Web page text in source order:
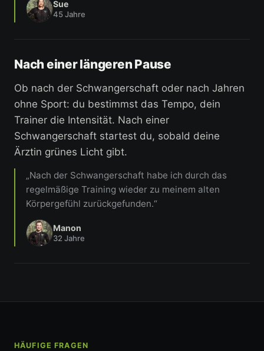
Sue
45 Jahre
Nach einer längeren Pause
Ob nach der Schwangerschaft oder nach Jahren
ohne Sport: du bestimmst das Tempo, dein
Trainer die Intensität. Nach einer
Schwangerschaft startest du, sobald deine
Ärztin grünes Licht gibt.
„Nach der Schwangerschaft habe ich durch das
regelmäßige Training wieder zu meinem alten
Körpergefühl zurückgefunden.“
Manon
32 Jahre
HÄUFIGE FRAGEN